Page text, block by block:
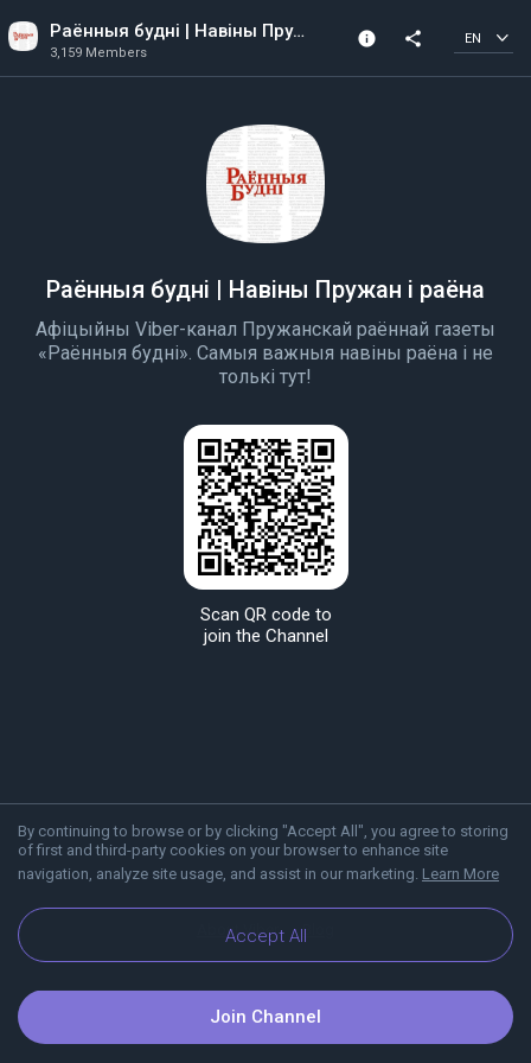
Раённыя будні | Навіны Пружан і раёна
3,159 Members
info share EN
By continuing to browse or by clicking "Accept All", you agree to storing
of first and third-party cookies on your browser to enhance site
navigation, analyze site usage, and assist in our marketing. Learn More
Accept All
Раённыя будні | Навіны Пружан і раёна
Афіцыйны Viber-канал Пружанскай раённай газеты
«Раённыя будні». Самыя важныя навіны раёна і не
толькі тут!
Scan QR code to
join the Channel
About Viber Blog
Join Channel